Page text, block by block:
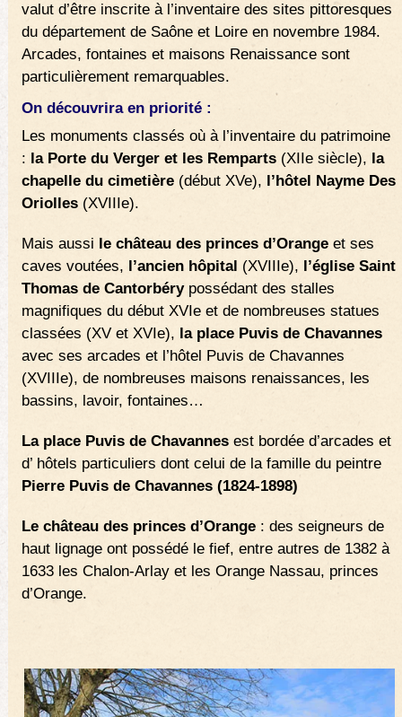
valut d’être inscrite à l’inventaire des sites pittoresques
du département de Saône et Loire en novembre 1984.
Arcades, fontaines et maisons Renaissance sont
particulièrement remarquables.
On découvrira en priorité :
Les monuments classés où à l’inventaire du patrimoine
: la Porte du Verger et les Remparts (XIIe siècle), la
chapelle du cimetière (début XVe),
l’hôtel Nayme Des
Oriolles (XVIIIe).
Mais aussi le château des princes d’Orange et ses
caves voutées,
l’ancien hôpital (XVIIIe),
l’église Saint
Thomas de Cantorbérypossédant des stalles
magnifiques du début XVIe et de nombreuses statues
classées (XV et XVIe), la place Puvis de Chavannes
avec ses arcades et l’hôtel Puvis de Chavannes
(XVIIIe), de nombreuses maisons renaissances, les
bassins, lavoir, fontaines…
La place Puvis de Chavannes est bordée d’arcades et
d’ hôtels particuliers dont celui de la famille du peintre
Pierre Puvis de Chavannes (1824-1898)
Le château des princes d’Orange : des seigneurs de
haut lignage ont possédé le fief, entre autres de 1382 à
1633 les Chalon-Arlay et les Orange Nassau, princes
d’Orange.